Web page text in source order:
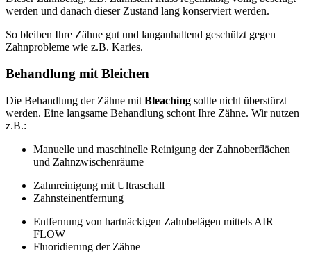
werden und danach dieser Zustand lang konserviert werden.
So bleiben Ihre Zähne gut und langanhaltend geschützt gegen
Zahnprobleme wie z.B. Karies.
Behandlung mit Bleichen
Die Behandlung der Zähne mit Bleaching sollte nicht überstürzt
werden. Eine langsame Behandlung schont Ihre Zähne. Wir nutzen
z.B.:
Manuelle und maschinelle Reinigung der Zahnoberflächen
und Zahnzwischenräume
Zahnreinigung mit Ultraschall
Zahnsteinentfernung
Entfernung von hartnäckigen Zahnbelägen mittels AIR
FLOW
Fluoridierung der Zähne